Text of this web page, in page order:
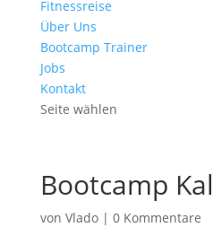
Fitnessreise
Über Uns
Bootcamp Trainer
Jobs
Kontakt
Seite wählen
Bootcamp
von Vlado| 0 Kommentare